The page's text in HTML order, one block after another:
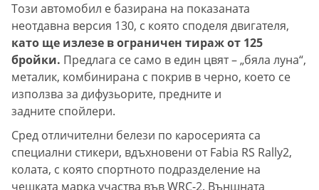
Този автомобил е базирана на показаната
неотдавна версия 130, с която споделя двигателя,
като ще излезе в ограничен тираж от 125
бройки. Предлага се само в един цвят – „бяла луна“,
металик, комбинирана с покрив в черно, което се
използва за дифузьорите, предните и
задните спойлери.
Сред отличителни белези по каросерията са
специални стикери, вдъхновени от Fabia RS Rally2,
колата, с която спортното подразделение на
чешката марка участва във WRC-2. Външната